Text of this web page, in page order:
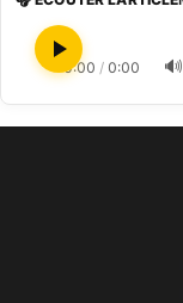
0:00 / 0:00 🔊